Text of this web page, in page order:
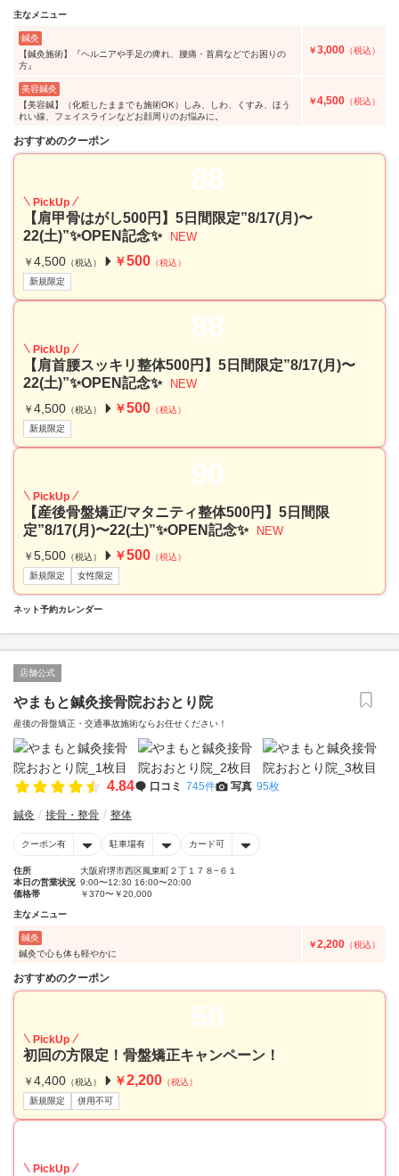
主なメニュー
鍼灸
【鍼灸施術】『ヘルニアや手足の痺れ、腰痛・首肩などでお困りの
方』
￥3,000 （税込）
美容鍼灸
【美容鍼】（化粧したままでも施術OK）しみ、しわ、くすみ、ほう
れい線、フェイスラインなどお顔周りのお悩みに。
￥4,500 （税込）
おすすめのクーポン
88
PickUp
【肩甲骨はがし500円】5日間限定”8/17(月)〜
22(土)”✨OPEN記念✨
NEW
￥ 4,500 （税込） ￥500 （税込）
新規限定
88
PickUp
【肩首腰スッキリ整体500円】5日間限定”8/17(月)〜
22(土)”✨OPEN記念✨
NEW
￥ 4,500 （税込） ￥500 （税込）
新規限定
90
PickUp
【産後骨盤矯正/マタニティ整体500円】5日間限
定”8/17(月)〜22(土)”✨OPEN記念✨
NEW
￥ 5,500 （税込） ￥500 （税込）
新規限定
女性限定
ネット予約カレンダー
店舗公式
やまもと鍼灸接骨院おおとり院
産後の骨盤矯正・交通事故施術ならお任せください！
4.84 口コミ 745件 写真 95枚
鍼灸 接骨・整骨 整体
クーポン有 駐車場有 カード可
住所
大阪府堺市西区鳳東町２丁１７８−６１
本日の営業状況 9:00〜12:30 16:00〜20:00
価格帯
￥370〜￥20,000
主なメニュー
鍼灸
鍼灸で心も体も軽やかに
￥2,200 （税込）
おすすめのクーポン
50
PickUp
初回の方限定！骨盤矯正キャンペーン！
￥ 4,400 （税込） ￥2,200 （税込）
新規限定
併用不可
PickUp